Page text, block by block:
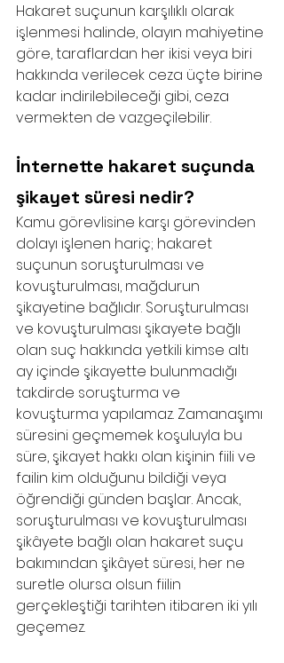
Hakaret suçunun karşılıklı olarak
işlenmesi halinde, olayın mahiyetine
göre, taraflardan her ikisi veya biri
hakkında verilecek ceza üçte birine
kadar indirilebileceği gibi, ceza
vermekten de vazgeçilebilir.
İnternette hakaret suçunda
şikayet süresi nedir?
Kamu görevlisine karşı görevinden
dolayı işlenen hariç; hakaret
suçunun soruşturulması ve
kovuşturulması, mağdurun
şikayetine bağlıdır. Soruşturulması
ve kovuşturulması şikayete bağlı
olan suç hakkında yetkili kimse altı
ay içinde şikayette bulunmadığı
takdirde soruşturma ve
kovuşturma yapılamaz. Zamanaşımı
süresini geçmemek koşuluyla bu
süre, şikayet hakkı olan kişinin fiili ve
failin kim olduğunu bildiği veya
öğrendiği günden başlar. Ancak,
soruşturulması ve kovuşturulması
şikâyete bağlı olan hakaret suçu
bakımından şikâyet süresi, her ne
suretle olursa olsun fiilin
gerçekleştiği tarihten itibaren iki yılı
geçemez.